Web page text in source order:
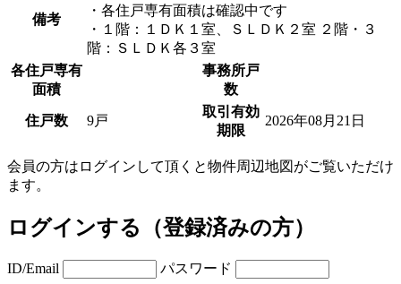
備考
・各住戸専有面積は確認中です
・１階：１ＤＫ１室、ＳＬＤＫ２室 ２階・３
階：ＳＬＤＫ各３室
各住戸専有
面積
事務所戸
数
住戸数 9戸
取引有効
期限
2026年08月21日
会員の方はログインして頂くと物件周辺地図がご覧いただけ
ます。
ログインする（登録済みの方）
ID/Email パスワード